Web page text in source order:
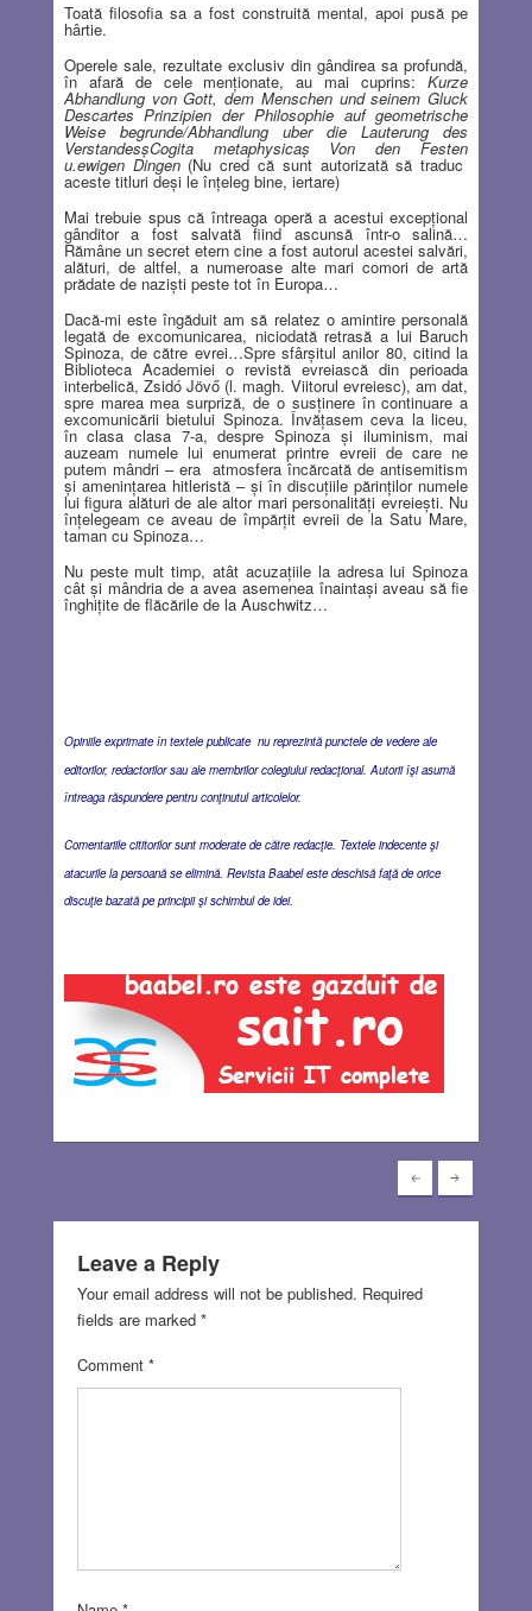
Toată filosofia sa a fost construită mental, apoi pusă pe
hârtie.
Operele sale, rezultate exclusiv din gândirea sa profundă,
în afară de cele menţionate, au mai cuprins:Kurze
Abhandlung von Gott, dem Menschen und seinem Gluck
Descartes Prinzipien der Philosophie auf geometrische
Weise begrunde/Abhandlung uber die Lauterung des
VerstandesşCogita metaphysicaş Von den Festen
u.ewigen Dingen(Nu cred că sunt autorizată să traduc
aceste titluri deşi le înţeleg bine, iertare)
Mai trebuie spus că întreaga operă a acestui excepţional
gânditor a fost salvată fiind ascunsă într-o salină…
Rămâne un secret etern cine a fost autorul acestei salvări,
alături, de altfel, a numeroase alte mari comori de artă
prădate de nazişti peste tot în Europa…
Dacă-mi este îngăduit am să relatez o amintire personală
legată de excomunicarea, niciodată retrasă a lui Baruch
Spinoza, de către evrei…Spre sfârşitul anilor 80, citind la
Biblioteca Academiei o revistă evreiască din perioada
interbelică, Zsidó Jövő (l. magh. Viitorul evreiesc), am dat,
spre marea mea surpriză, de o susţinere în continuare a
excomunicării bietului Spinoza. Învăţasem ceva la liceu,
în clasa clasa 7-a, despre Spinoza şi iluminism, mai
auzeam numele lui enumerat printre evreii de care ne
putem mândri – era atmosfera încărcată de antisemitism
şi ameninţarea hitleristă – şi în discuţiile părinţilor numele
lui figura alături de ale altor mari personalităţi evreieşti. Nu
înţelegeam ce aveau de împărţit evreii de la Satu Mare,
taman cu Spinoza…
Nu peste mult timp, atât acuzaţiile la adresa lui Spinoza
cât şi mândria de a avea asemenea înaintaşi aveau să fie
înghiţite de flăcările de la Auschwitz…
Opiniile exprimate în textele publicate nu reprezintă punctele de vedere ale
editorilor, redactorilor sau ale membrilor colegiului redacţional. Autorii îşi asumă
întreaga răspundere pentru conţinutul articolelor.
Comentariile cititorilor sunt moderate de către redacţie. Textele indecente şi
atacurile la persoană se elimină. Revista Baabel este deschisă faţă de orice
discuţie bazată pe principii şi schimbul de idei.
Leave a Reply
Your email address will not be published. Required
fields are marked *
Comment *